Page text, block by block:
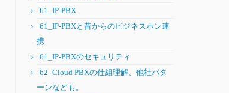
61_IP-PBX
61_IP-PBXと昔からのビジネスホン連
携
61_IP-PBXのセキュリティ
62_Cloud PBXの仕組理解、他社パタ
ーンなども。